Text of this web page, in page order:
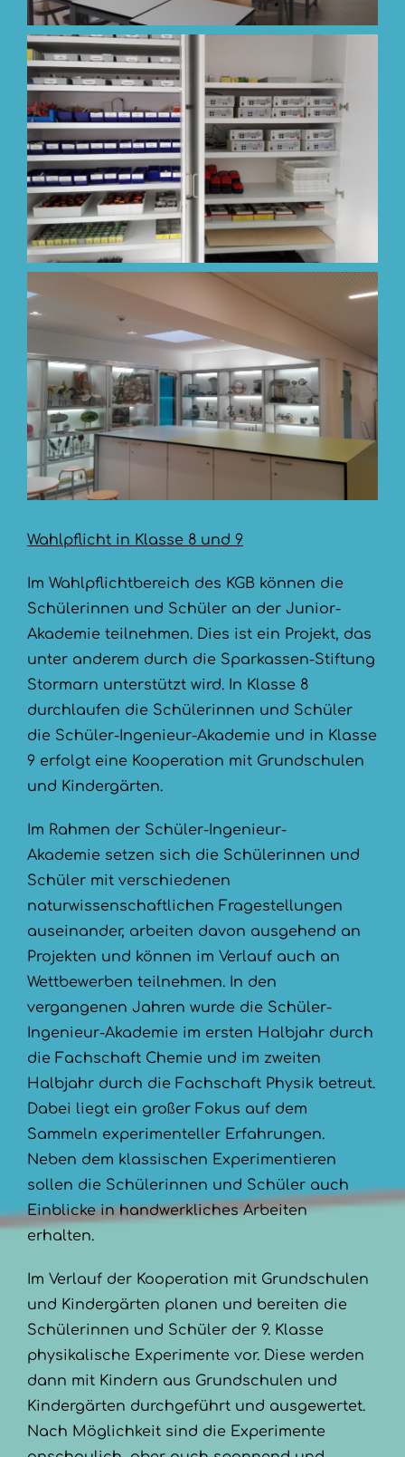
Wahlpflicht in Klasse 8 und 9
Im Wahlpflichtbereich des KGB können die
Schülerinnen und Schüler an der Junior-
Akademie teilnehmen. Dies ist ein Projekt, das
unter anderem durch die Sparkassen-Stiftung
Stormarn unterstützt wird. In Klasse 8
durchlaufen die Schülerinnen und Schüler
die Schüler-Ingenieur-Akademie und in Klasse
9 erfolgt eine Kooperation mit Grundschulen
und Kindergärten.
Im Rahmen der Schüler-Ingenieur-
Akademie setzen sich die Schülerinnen und
Schüler mit verschiedenen
naturwissenschaftlichen Fragestellungen
auseinander, arbeiten davon ausgehend an
Projekten und können im Verlauf auch an
Wettbewerben teilnehmen. In den
vergangenen Jahren wurde die Schüler-
Ingenieur-Akademie im ersten Halbjahr durch
die Fachschaft Chemie und im zweiten
Halbjahr durch die Fachschaft Physik betreut.
Dabei liegt ein großer Fokus auf dem
Sammeln experimenteller Erfahrungen.
Neben dem klassischen Experimentieren
sollen die Schülerinnen und Schüler auch
Einblicke in handwerkliches Arbeiten
erhalten.
Im Verlauf der Kooperation mit Grundschulen
und Kindergärten planen und bereiten die
Schülerinnen und Schüler der 9. Klasse
physikalische Experimente vor. Diese werden
dann mit Kindern aus Grundschulen und
Kindergärten durchgeführt und ausgewertet.
Nach Möglichkeit sind die Experimente